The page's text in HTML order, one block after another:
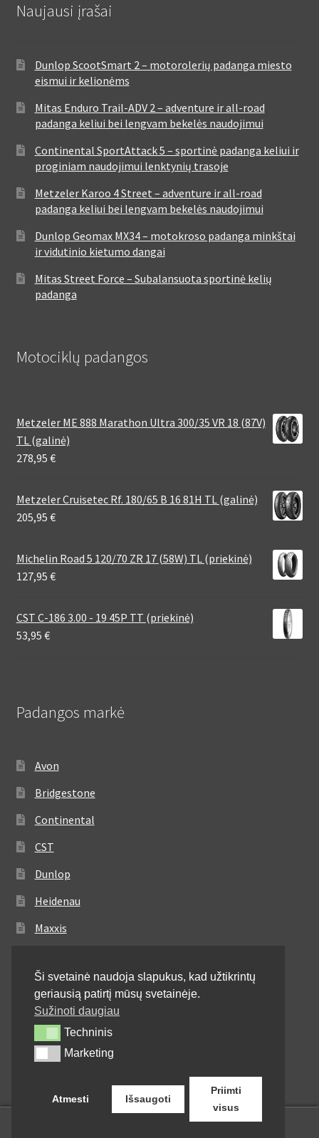
Naujausi įrašai
Dunlop ScootSmart 2 – motorolerių padanga miesto
eismui ir kelionėms
Mitas Enduro Trail-ADV 2 – adventure ir all-road
padanga keliui bei lengvam bekelės naudojimui
Continental SportAttack 5 – sportinė padanga keliui ir
proginiam naudojimui lenktynių trasoje
Metzeler Karoo 4 Street – adventure ir all-road
padanga keliui bei lengvam bekelės naudojimui
Dunlop Geomax MX34 – motokroso padanga minkštai
ir vidutinio kietumo dangai
Mitas Street Force – Subalansuota sportinė kelių
padanga
Motociklų padangos
Metzeler ME 888 Marathon Ultra 300/35 VR 18 (87V)
TL (galinė)
278,95 €
Metzeler Cruisetec Rf. 180/65 B 16 81H TL (galinė)
205,95 €
Michelin Road 5 120/70 ZR 17 (58W) TL (priekinė)
127,95 €
CST C-186 3.00 - 19 45P TT (priekinė)
53,95 €
Padangos markė
Avon
Bridgestone
Continental
CST
Dunlop
Heidenau
Maxxis
Michelin
Mitas
Pirelli
Shinko
Ši svetainė naudoja slapukus, kad užtikrintų
geriausią patirtį mūsų svetainėje.
Sužinoti daugiau
TechninisTechninis
MarketingMarketing
Atmesti Išsaugoti
Priimti
visus